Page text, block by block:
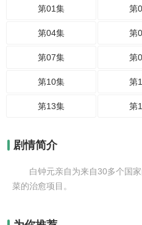
第01集 第
第04集 第
第07集 第
第10集 第
第13集 第
剧情简介
白钟元亲自为来自30多个国
菜的治愈项目。